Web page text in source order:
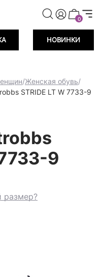
Дарим 500
0
НОВИНКИ
/Женская обувь/
STRIDE LT W 7733-9
9
размер?